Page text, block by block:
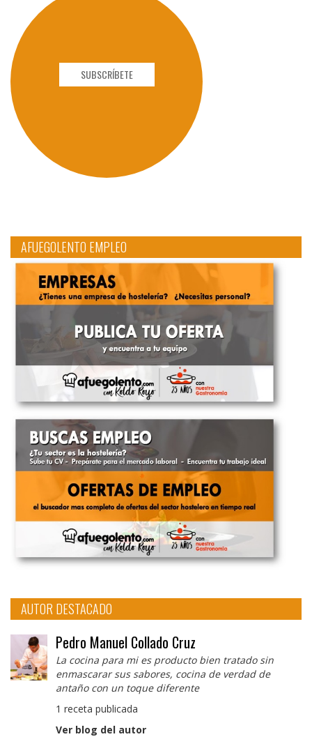
SUBSCRÍBETE
AFUEGOLENTO EMPLEO
AUTOR DESTACADO
Pedro Manuel Collado Cruz
La cocina para mi es producto bien tratado sin
enmascarar sus sabores, cocina de verdad de
antaño con un toque diferente
1 receta publicada
Ver blog del autor